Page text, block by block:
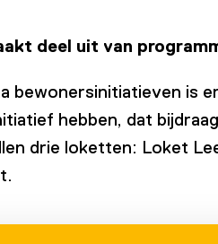
deel uit van
bewonersinitiatieven is
hebben, dat
drie loketten: Loket